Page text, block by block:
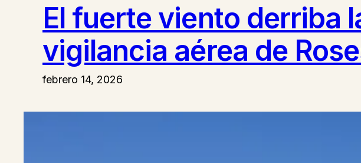
El fuerte viento derriba
vigilancia aérea de
febrero 14, 2026